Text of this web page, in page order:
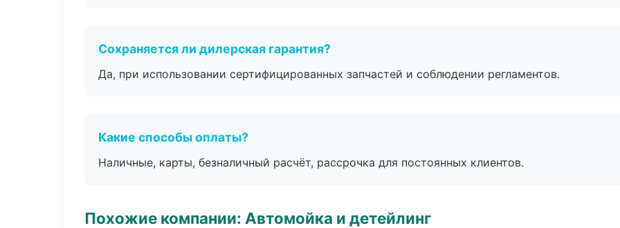
Сохраняется ли дилерская гарантия?
Да, при использовании сертифицированных запчастей и соблюдении регламентов.
Какие способы оплаты?
Наличные, карты, безналичный расчёт, рассрочка для постоянных клиентов.
Похожие компании: Автомойка и детейлинг